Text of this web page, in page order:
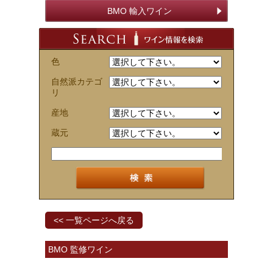
BMO 輸入ワイン
色
自然派カテゴ
リ
産地
蔵元
<< 一覧ページへ戻る
BMO 監修ワイン